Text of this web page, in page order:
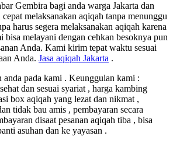
Gembira bagi anda warga Jakarta dan
melaksanakan aqiqah tanpa menunggu
harus segera melaksanakan aqiqah karena
bisa melayani dengan cehkan besoknya pun
Anda. Kami kirim tepat waktu sesuai
Anda. Jasa aqiqah Jakarta .
pada kami . Keunggulan kami :
dan sesuai syariat , harga kambing
box aqiqah yang lezat dan nikmat ,
tidak bau amis , pembayaran secara
disaat pesanan aqiqah tiba , bisa
asuhan dan ke yayasan .